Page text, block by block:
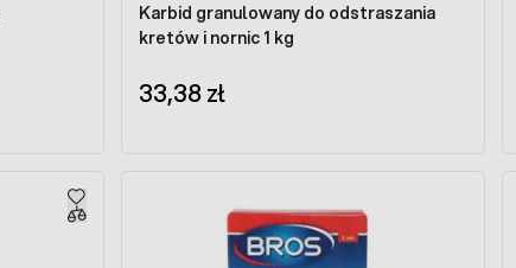
Karbid granulowany do odstraszania
kretów i nornic 1 kg
33,38 zł